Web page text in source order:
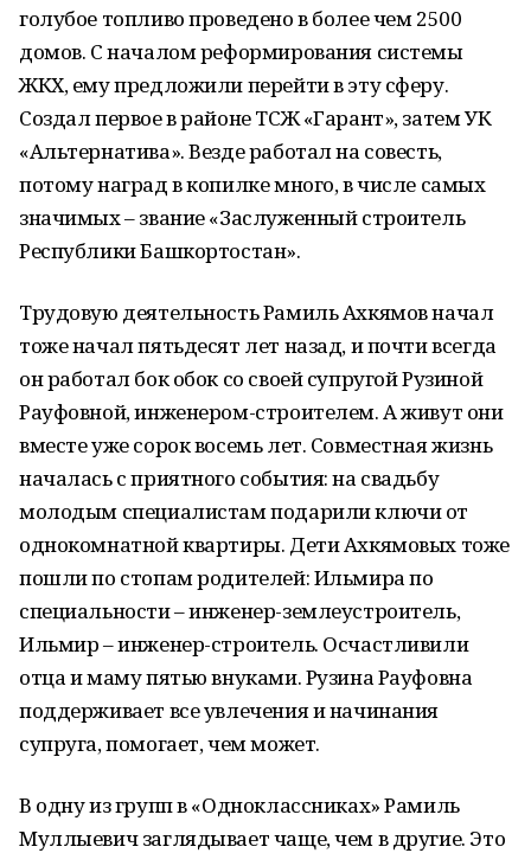
голубое топливо проведено в более чем 2500
домов. С началом реформирования системы
ЖКХ, ему предложили перейти в эту сферу.
Создал первое в районе ТСЖ «Гарант», затем УК
«Альтернатива». Везде работал на совесть,
потому наград в копилке много, в числе самых
значимых – звание «Заслуженный строитель
Республики Башкортостан».
Трудовую деятельность Рамиль Ахкямов начал
тоже начал пятьдесят лет назад, и почти всегда
он работал бок обок со своей супругой Рузиной
Рауфовной, инженером-строителем. А живут они
вместе уже сорок восемь лет. Совместная жизнь
началась с приятного события: на свадьбу
молодым специалистам подарили ключи от
однокомнатной квартиры. Дети Ахкямовых тоже
пошли по стопам родителей: Ильмира по
специальности – инженер-землеустроитель,
Ильмир – инженер-строитель. Осчастливили
отца и маму пятью внуками. Рузина Рауфовна
поддерживает все увлечения и начинания
супруга, помогает, чем может.
В одну из групп в «Одноклассниках» Рамиль
Муллыевич заглядывает чаще, чем в другие. Это